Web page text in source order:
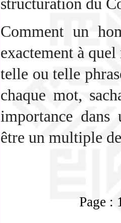
structuration du
Comment un
exactement à
telle ou telle
chaque mot,
importance
être un multiple
Page :